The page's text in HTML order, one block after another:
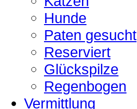
Hunde
Paten gesucht
Reserviert
Glückspilze
Regenbogen
Vermittlung